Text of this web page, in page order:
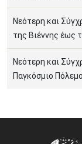
Νεότερη και
της Βιέννης έως
Νεότερη και
Παγκόσμιο